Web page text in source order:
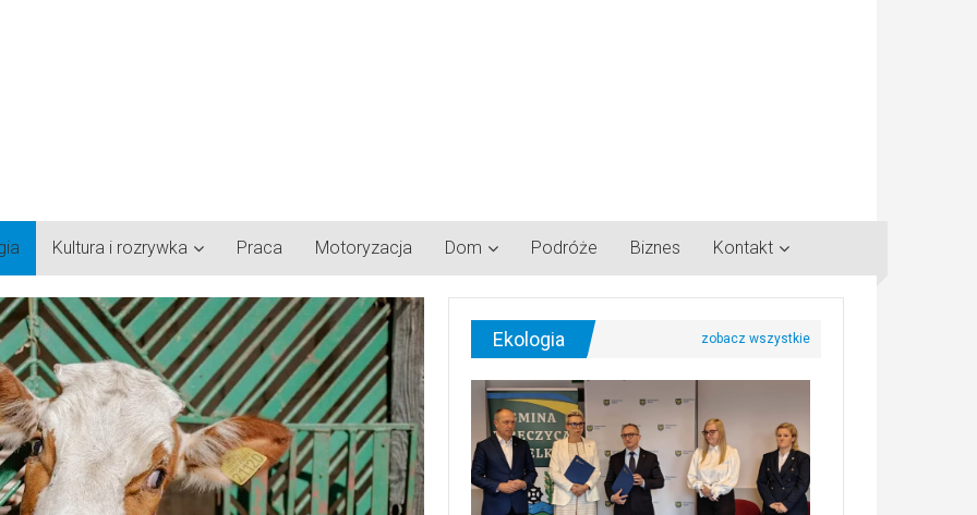
Kultura i rozrywka Praca Motoryzacja Dom Podróże Biznes Kontakt
Ekologia